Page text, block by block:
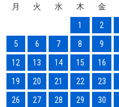
月 火 水 木 金
1
2
5
6 7 8 9
12
13 14 15 16
19
20 21 22 23
26
27 28 29 30